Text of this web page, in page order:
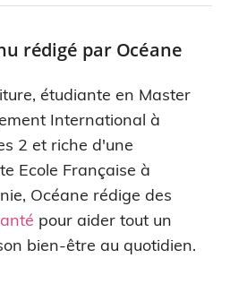
rédigé par Océane
étudiante en Master
International à
2 et riche d'une
Ecole Française à
Océane rédige des
pour aider tout un
bien-être au quotidien.